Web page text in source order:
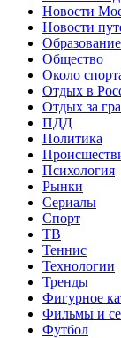
Новости
Новости
Образование
Общество
Около
Отдых в
Отдых за
ПДД
Политика
Психология
Рынки
Сериалы
Спорт
ТВ
Теннис
Технологии
Тренды
Фигурное
Фильмы и
Футбол